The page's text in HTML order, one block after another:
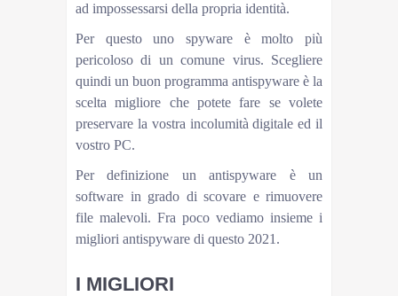
ad impossessarsi della propria identità.
Per questo uno spyware è molto più
pericoloso di un comune virus. Scegliere
quindi un buon programma antispyware è la
scelta migliore che potete fare se volete
preservare la vostra incolumità digitale ed il
vostro PC.
Per definizione un antispyware è un
software in grado di scovare e rimuovere
file malevoli. Fra poco vediamo insieme i
migliori antispyware di questo 2021.
I MIGLIORI